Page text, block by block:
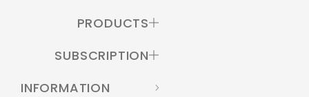
PRODUCTS
SUBSCRIPTION
INFORMATION